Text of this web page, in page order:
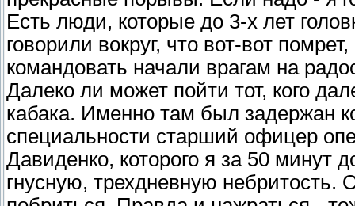
Есть люди, которые до 3-х лет
говорили вокруг, что вот-вот
командовать начали врагам на
Далеко ли может пойти тот, кого
кабака. Именно там был задержан
специальности старший офицер
Давиденко, которого я за 50 минут
гнусную, трехдневную небритость.